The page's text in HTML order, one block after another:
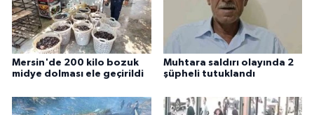
Mersin'de 200 kilo bozuk
midye dolması ele geçirildi
Muhtara saldırı olayında 2
şüpheli tutuklandı